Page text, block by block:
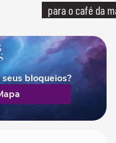
para o café da
bloqueios?